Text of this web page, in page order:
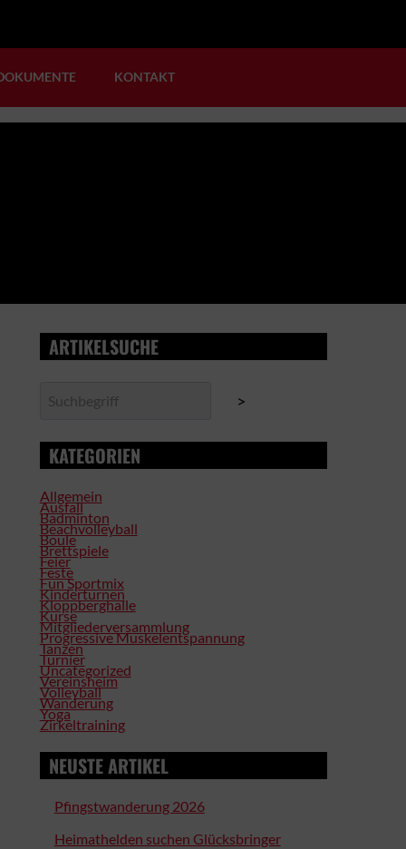
KONTAKT
ARTIKELSUCHE
>
KATEGORIEN
Allgemein
Ausfall
Badminton
Beachvolleyball
Boule
Brettspiele
Feier
Feste
Fun Sportmix
Kinderturnen
Kloppberghalle
Kurse
Mitgliederversammlung
Progressive Muskelentspannung
Tanzen
Turnier
Uncategorized
Vereinsheim
Volleyball
Wanderung
Yoga
Zirkeltraining
NEUSTE ARTIKEL
Pfingstwanderung 2026
Heimathelden suchen Glücksbringer